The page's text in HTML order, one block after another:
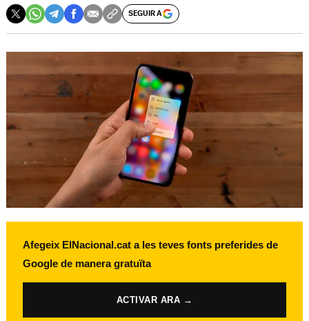
SEGUIR A
Afegeix ElNacional.cat a les teves fonts preferides de
Google de manera gratuïta
ACTIVAR ARA →